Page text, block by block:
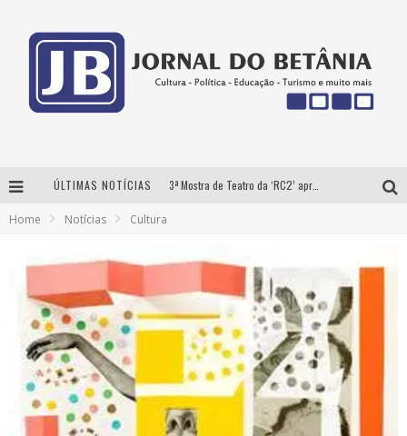
ÚLTIMAS NOTÍCIAS 3ª Mostra de Teatro da ‘RC2’ apresenta ‘seis espetáculos’ imperdíveis para o público ‘infantil e adulto’ assistir no conforto de casa pelo canal do Youtube
‘AS NOITES MAL DORMIDAS DE CAIO JOCHEM’ é a nova obra do escritor mineiro Raphael Juliano
Home Notícias Cultura